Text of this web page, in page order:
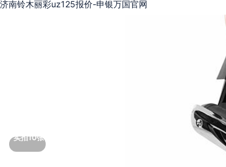
济南铃木丽彩uz125报价-申银万国官网
实拍10张